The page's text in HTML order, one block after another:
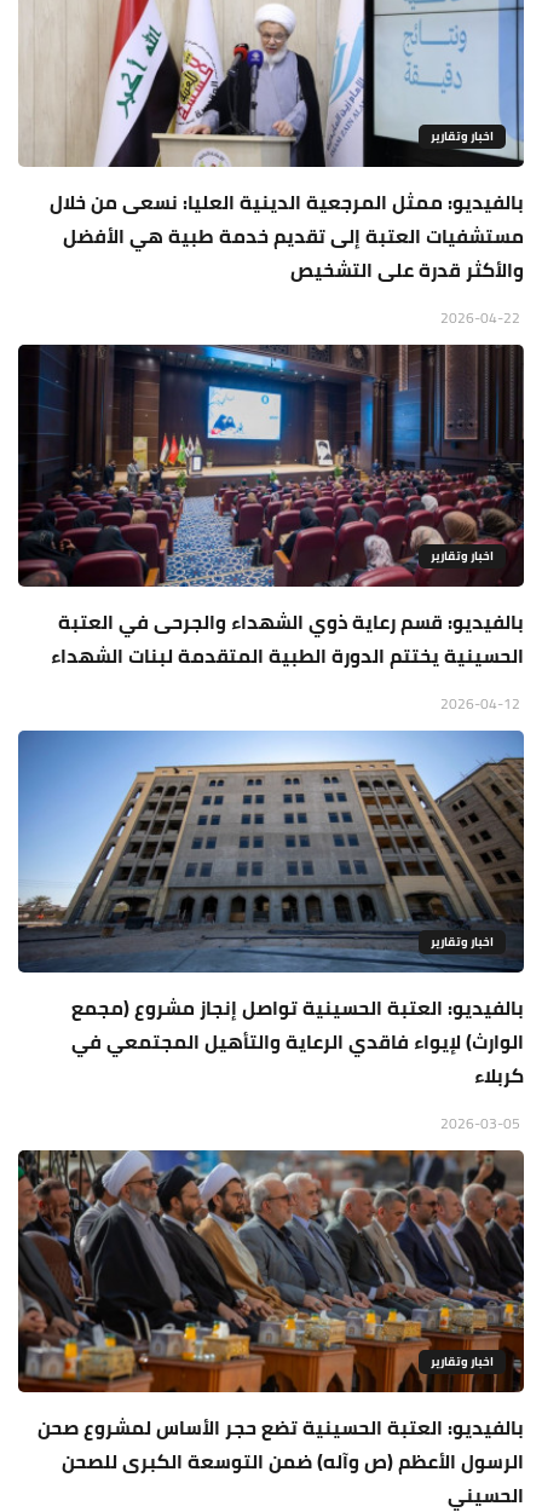
اخبار وتقارير
بالفيديو: ممثل المرجعية الدينية العليا: نسعى من خلال
مستشفيات العتبة إلى تقديم خدمة طبية هي الأفضل
والأكثر قدرة على التشخيص
اخبار وتقارير
بالفيديو: قسم رعاية ذوي الشهداء والجرحى في العتبة
الحسينية يختتم الدورة الطبية المتقدمة لبنات الشهداء
اخبار وتقارير
بالفيديو: العتبة الحسينية تواصل إنجاز مشروع (مجمع
الوارث) لإيواء فاقدي الرعاية والتأهيل المجتمعي في
كربلاء
اخبار وتقارير
بالفيديو: العتبة الحسينية تضع حجر الأساس لمشروع صحن
الرسول الأعظم (ص وآله) ضمن التوسعة الكبرى للصحن
الحسيني